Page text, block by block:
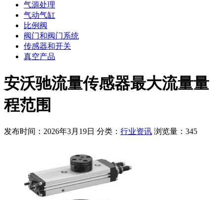
气源处理
气动气缸
比例阀
阀门和阀门系统
传感器和开关
真空产品
安沃驰流量传感器最大流量量
程范围
发布时间：2026年3月19日 分类： 行业资讯 浏览量：345